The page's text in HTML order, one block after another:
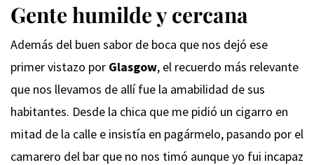
Gente humilde y cercana
Además del buen sabor de boca que nos dejó ese
primer vistazo por Glasgow, el recuerdo más relevante
que nos llevamos de allí fue la amabilidad de sus
habitantes. Desde la chica que me pidió un cigarro en
mitad de la calle e insistía en pagármelo, pasando por el
camarero del bar que no nos timó aunque yo fui incapaz